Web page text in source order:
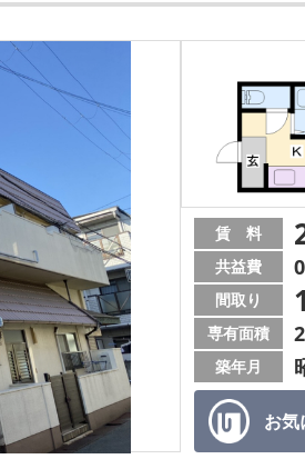
お気
賃 料
共益費
間取り
専有面積
築年月